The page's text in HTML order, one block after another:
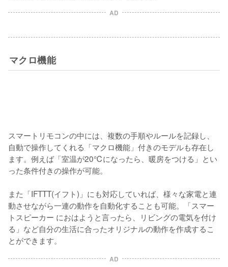
AD
マクロ機能
スマートリモコンの中には、複数の手順やルールを記録し、
自動で操作してくれる「マクロ機能」付きのモデルも存在し
ます。例えば「室温が20℃になったら、暖房をつける」とい
った条件付きの操作が可能。
また「IFTTT(イフト)」にも対応していれば、様々な家電と連
動させながら一連の動作を自動化することも可能。「スマー
トスピーカー におはようと言ったら、リビングの電気を付け
る」など自分の生活に合ったオリジナルの動作を作成するこ
AD